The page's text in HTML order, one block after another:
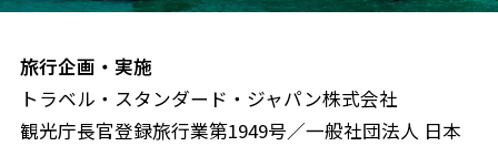
旅行企画・実施
トラベル・スタンダード・ジャパン株式会社
観光庁長官登録旅行業第1949号／一般社団法人 日本